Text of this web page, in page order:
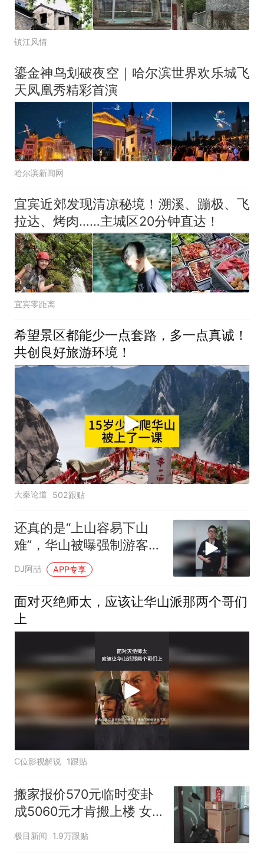
镇江风情
鎏金神鸟划破夜空｜哈尔滨世界欢乐城飞
天凤凰秀精彩首演
哈尔滨新闻网
宜宾近郊发现清凉秘境！溯溪、蹦极、飞
拉达、烤肉……主城区20分钟直达！
宜宾零距离
希望景区都能少一点套路，多一点真诚！
共创良好旅游环境！
大秦论道 502跟贴
还真的是“上山容易下山
难”，华山被曝强制游客购
买40元景交车引争议
DJ阿喆 APP专享
面对灭绝师太，应该让华山派那两个哥们
上
C位影视解说 1跟贴
搬家报价570元临时变卦
成5060元才肯搬上楼 女
子傻眼
极目新闻 1.9万跟贴